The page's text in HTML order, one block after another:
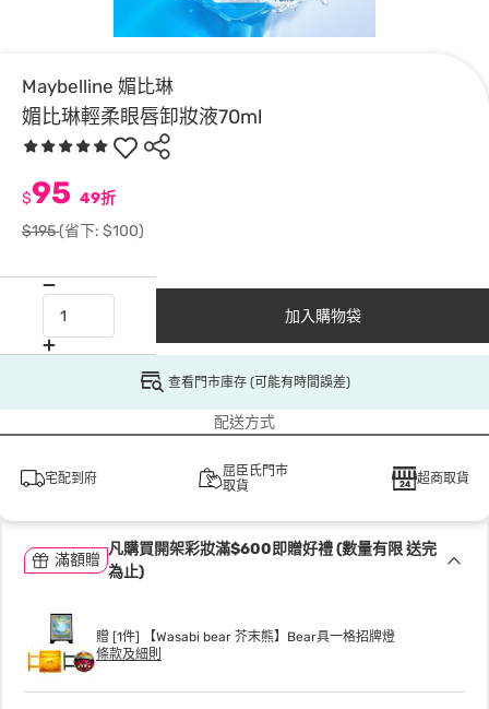
Maybelline 媚比琳
媚比琳輕柔眼唇卸妝液70ml
$95 49折
$195(省下: $100)
加入購物袋
查看門市庫存 (可能有時間誤差)
配送方式
宅配到府
屈臣氏門市
取貨
超商取貨
滿額贈
凡購買開架彩妝滿$600即贈好禮 (數量有限 送完
為止)
贈 [1件] 【Wasabi bear 芥末熊】Bear具一格招牌燈
條款及細則